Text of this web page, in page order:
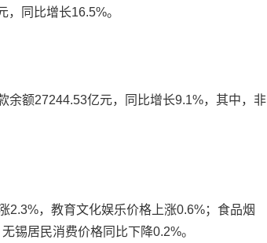
同比增长16.5%。
额27244.53亿元，同比增长9.1%，其中，非
，教育文化娱乐价格上涨0.6%；食品烟
锡居民消费价格同比下降0.2%。